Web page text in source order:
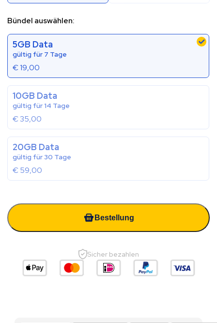
Bündel auswählen:
5GB Data
gültig für 7 Tage
€19,00
10GB Data
gültig für 14 Tage
€35,00
20GB Data
gültig für 30 Tage
€59,00
Bestellung
Sicher bezahlen